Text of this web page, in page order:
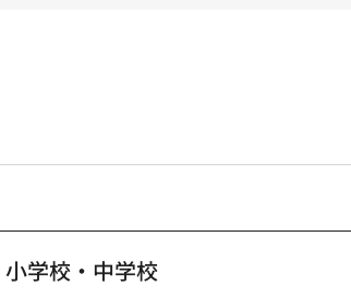
学校・中学校